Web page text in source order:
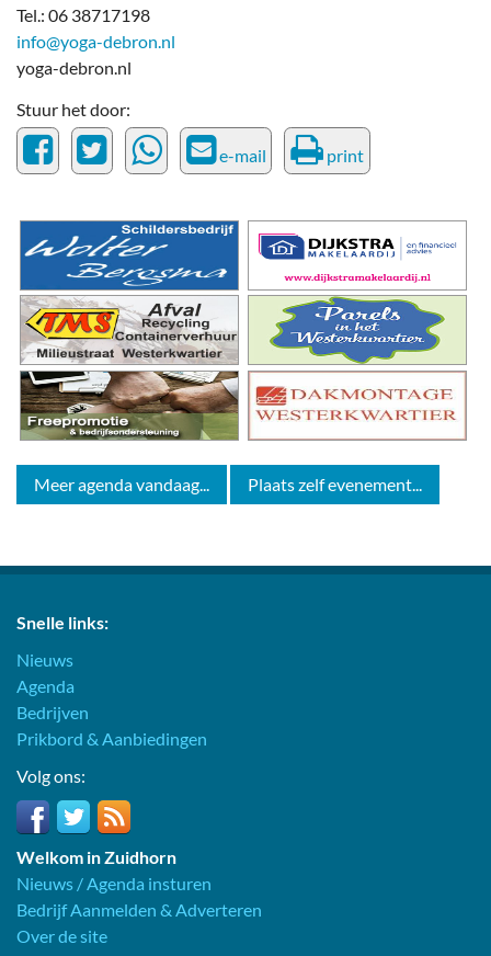
Tel.: 06 38717198
info@yoga-debron.nl
yoga-debron.nl
Stuur het door:
e-mail print
Meer agenda vandaag... Plaats zelf evenement...
Snelle links:
Nieuws
Agenda
Bedrijven
Prikbord & Aanbiedingen
Volg ons:
Welkom in Zuidhorn
Nieuws / Agenda insturen
Bedrijf Aanmelden & Adverteren
Over de site